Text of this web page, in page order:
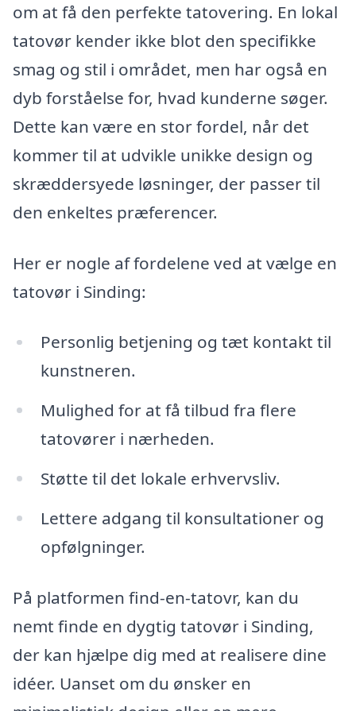
om at få den perfekte tatovering. En lokal
tatovør kender ikke blot den specifikke
smag og stil i området, men har også en
dyb forståelse for, hvad kunderne søger.
Dette kan være en stor fordel, når det
kommer til at udvikle unikke design og
skræddersyede løsninger, der passer til
den enkeltes præferencer.
Her er nogle af fordelene ved at vælge en
tatovør i Sinding:
Personlig betjening og tæt kontakt til
kunstneren.
Mulighed for at få tilbud fra flere
tatovører i nærheden.
Støtte til det lokale erhvervsliv.
Lettere adgang til konsultationer og
opfølgninger.
På platformen find-en-tatovr, kan du
nemt finde en dygtig tatovør i Sinding,
der kan hjælpe dig med at realisere dine
idéer. Uanset om du ønsker en